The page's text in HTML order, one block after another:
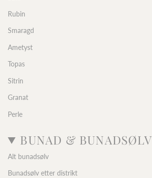
Rubin
Smaragd
Ametyst
Topas
Sitrin
Granat
Perle
BUNAD & BUNADSØLV
Alt bunadsølv
Bunadsølv etter distrikt